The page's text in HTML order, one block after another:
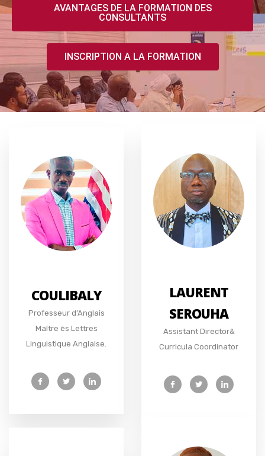
AVANTAGES DE LA FORMATION DES
CONSULTANTS
INSCRIPTION A LA FORMATION
COULIBALY
Professeur d’Anglais
Maître ès Lettres
Linguistique Anglaise.
LAURENT
SEROUHA
Assistant Director&
Curricula Coordinator